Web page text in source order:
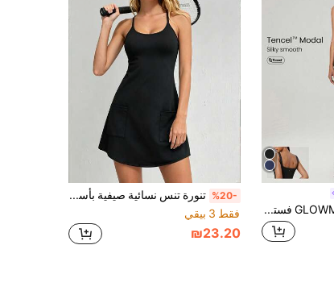
GLOWMODE فستان بتنورة غلاف ملائم للياقة اليومية الكاجوال، أكمام مربعة الرقبة، نموذج مودال مريح، قابل للخلع كوب حافظة للثدي
%20-
تنورة تنس نسائية صيفية بأسلوب جديد، فستان رياضي نسائي، مع جيوب، لون موحد، أسلوب رياضي أنيق بسيط
فقط 3 بيقي
₪23.20